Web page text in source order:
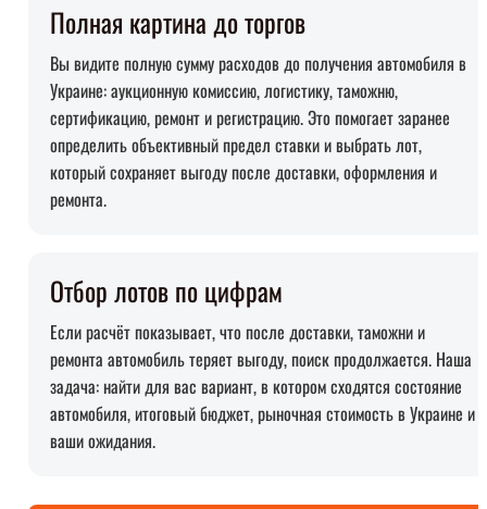
Полная картина до торгов
Вы видите полную сумму расходов до получения автомобиля в
Украине: аукционную комиссию, логистику, таможню,
сертификацию, ремонт и регистрацию. Это помогает заранее
определить объективный предел ставки и выбрать лот,
который сохраняет выгоду после доставки, оформления и
ремонта.
Отбор лотов по цифрам
Если расчёт показывает, что после доставки, таможни и
ремонта автомобиль теряет выгоду, поиск продолжается. Наша
задача: найти для вас вариант, в котором сходятся состояние
автомобиля, итоговый бюджет, рыночная стоимость в Украине и
ваши ожидания.